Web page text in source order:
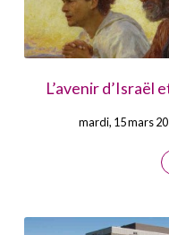
L’avenir d’Israël
mardi, 15 mars